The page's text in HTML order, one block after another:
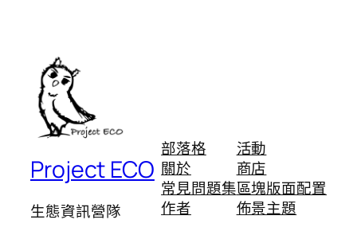
Project ECO
生態資訊營隊
部落格
關於
常見問題集
作者
活動
商店
區塊版面配置
佈景主題